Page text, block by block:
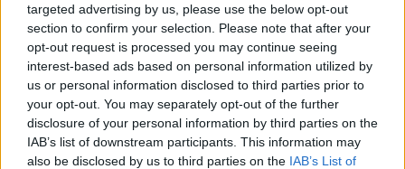
targeted advertising by us, please use the below opt-out
section to confirm your selection. Please note that after your
opt-out request is processed you may continue seeing
interest-based ads based on personal information utilized by
us or personal information disclosed to third parties prior to
your opt-out. You may separately opt-out of the further
disclosure of your personal information by third parties on the
IAB’s list of downstream participants. This information may
also be disclosed by us to third parties on the IAB’s List of
SALUTE
Vaccino antinfluenzale: ai bambini
“la medaglia del coraggio”